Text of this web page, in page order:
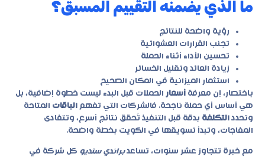
ما الذي يضمنه التقييم المسبق؟
رؤية واضحة للنتائج
تجنب القرارات العشوائية
تحسين الأداء أثناء الحملة
زيادة العائد وتقليل الخسائر
استثمار الميزانية في المكان الصحيح
باختصار، إن معرفة أسعار الحملات قبل البدء ليست خطوة إضافية، بل
هي أساس أي حملة ناجحة. فالشركات التي تفهم الباقات المتاحة
وتحدد التكلفة بدقة قبل التنفيذ تُحقق نتائج أسرع، وتتفادى
المفاجآت، وتبدأ تسويقها في الكويت بخطة واضحة.
مع خبرة تتجاوز عشر سنوات، تساعدبراندي ستديو كل شركة في